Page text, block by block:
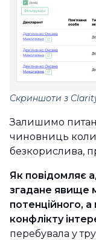
Скриншоти з
Залишимо
чиновниць
безкорислива,
Як повідомляє
згадане явище
потенційного,
конфлікту
перебувала у